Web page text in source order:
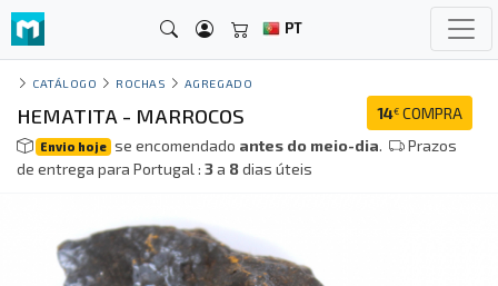
PT
CATÁLOGO ROCHAS AGREGADO
14€ COMPRA
HEMATITA - MARROCOS
Envio hoje se encomendado antes do meio-dia.
Prazos
de entrega para Portugal : 3a 8dias úteis